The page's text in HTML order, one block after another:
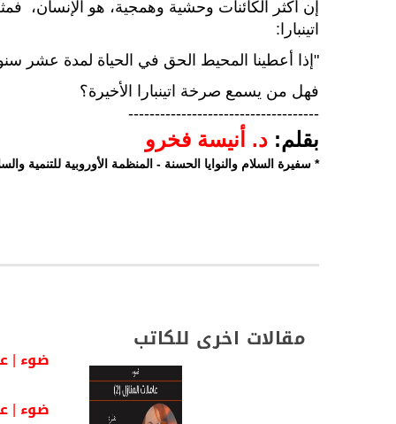
اتينبارا:
"إذا أعطينا المحيط الحق في الحياة لمدة عشر
فهل من يسمع صرخة اتينبارا الأخيرة؟
------------------------------------
بقلم: د. أنيسة فخرو
* سفيرة السلام والنوايا الحسنة - المنظمة الأوروبية للتنمية
مقالات اخرى للكاتب
ضوء |
ضوء |